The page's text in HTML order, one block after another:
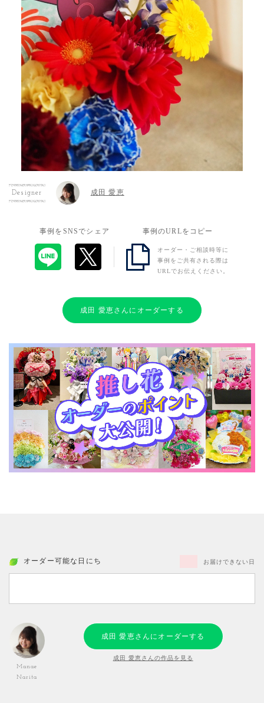
Designer 成田 愛恵
事例をSNSでシェア 事例のURLをコピー
オーダー・ご相談時等に
事例をご共有される際は
URLでお伝えください。
成田 愛恵さんにオーダーする
オーダー可能な日にち お届けできない日
Manae
Narita
成田 愛恵さんにオーダーする
成田 愛恵さんの作品を見る